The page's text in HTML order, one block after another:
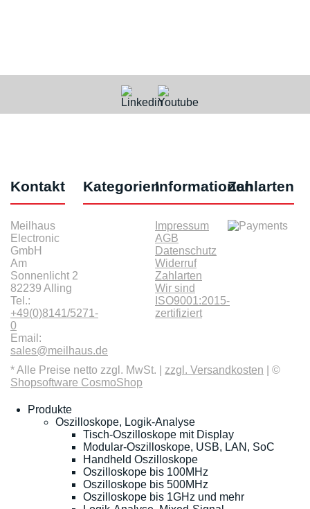
Kontakt
Meilhaus
Electronic
GmbH
Am
Sonnenlicht 2
82239 Alling
Tel.:
+49(0)8141/5271-
0
Email:
sales@meilhaus.de
KategorienInformationen
Impressum
AGB
Datenschutz
Widerruf
Zahlarten
Wir sind
ISO9001:2015-
zertifiziert
Zahlarten
* Alle Preise netto zzgl. MwSt. | zzgl. Versandkosten | ©
Shopsoftware CosmoShop
Produkte
Oszilloskope, Logik-Analyse
Tisch-Oszilloskope mit Display
Modular-Oszilloskope, USB, LAN, SoC
Handheld Oszilloskope
Oszilloskope bis 100MHz
Oszilloskope bis 500MHz
Oszilloskope bis 1GHz und mehr